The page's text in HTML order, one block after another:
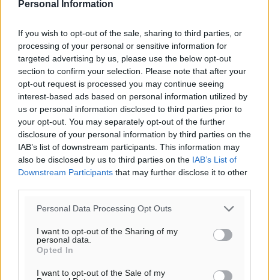
Personal Information
If you wish to opt-out of the sale, sharing to third parties, or
processing of your personal or sensitive information for
targeted advertising by us, please use the below opt-out
section to confirm your selection. Please note that after your
opt-out request is processed you may continue seeing
interest-based ads based on personal information utilized by
us or personal information disclosed to third parties prior to
your opt-out. You may separately opt-out of the further
disclosure of your personal information by third parties on the
IAB’s list of downstream participants. This information may
also be disclosed by us to third parties on the IAB’s List of
Downstream Participants that may further disclose it to other
Personal Data Processing Opt Outs
I want to opt-out of the Sharing of my
personal data.
Opted In
I want to opt-out of the Sale of my